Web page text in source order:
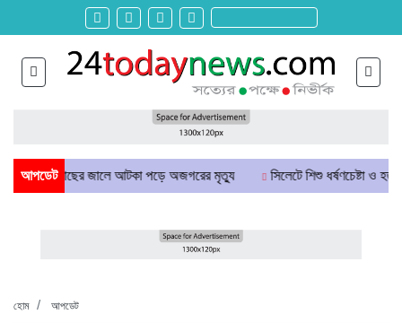
আপডেট
মাছের জালে আটকা পড়ে অজগরের মৃত্যু সিলেটে শিশু ধর্ষণচেষ্টা ও হত্যা
হোম আপডেট